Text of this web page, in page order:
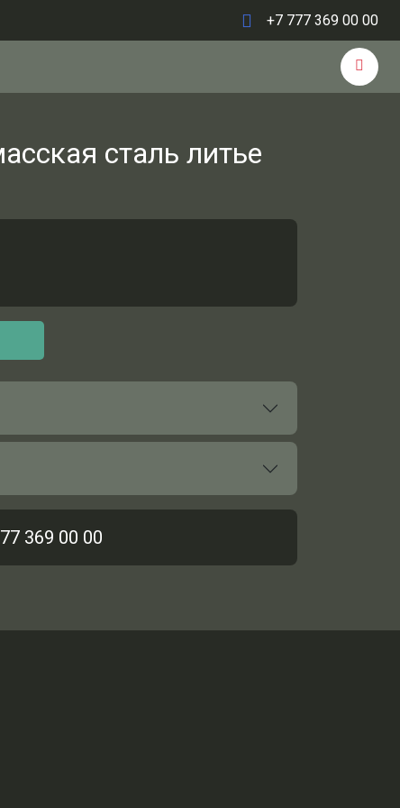
+7 777 369 00 00
сталь литье
369 00 00